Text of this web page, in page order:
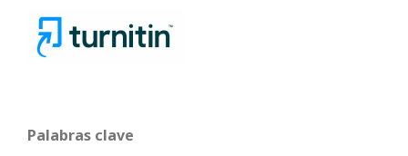
Palabras clave